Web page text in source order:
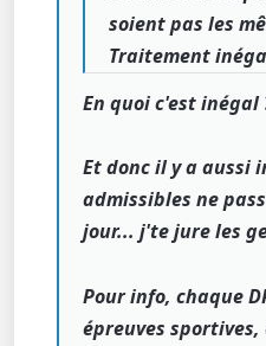
soient pas les
Traitement
En quoi c'est inégal
Et donc il y a aussi
admissibles ne
jour... j'te jure les
Pour info, chaque
épreuves sportives,